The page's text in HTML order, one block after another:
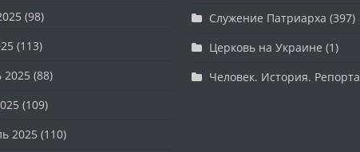
(98)
(113)
2025 (88)
(109)
2025 (110)
Служение Патриарха (397)
Церковь на Украине (1)
Человек. История.